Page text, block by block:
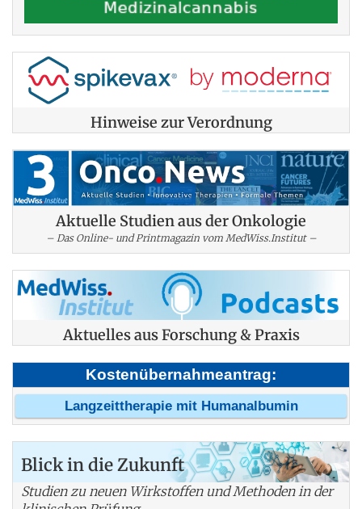
Hinweise zur Verordnung
Aktuelle Studien aus der Onkologie
– Das Online- und Printmagazin vom MedWiss.Institut –
Aktuelles aus Forschung & Praxis
Kostenübernahmeantrag:
Langzeittherapie mit Humanalbumin
Blick in die Zukunft
Studien zu neuen Wirkstoffen und Methoden in der